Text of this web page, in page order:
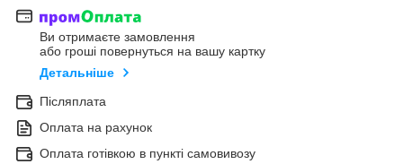
Ви отримаєте замовлення
або гроші повернуться на вашу картку
Детальніше
Післяплата
Оплата на рахунок
Оплата готівкою в пункті самовивозу